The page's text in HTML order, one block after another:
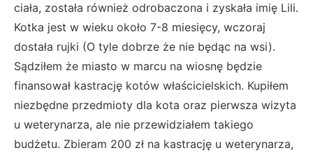
ciała, została również odrobaczona i zyskała imię Lili.
Kotka jest w wieku około 7-8 miesięcy, wczoraj
dostała rujki (O tyle dobrze że nie będąc na wsi).
Sądziłem że miasto w marcu na wiosnę będzie
finansował kastrację kotów właścicielskich. Kupiłem
niezbędne przedmioty dla kota oraz pierwsza wizyta
u weterynarza, ale nie przewidziałem takiego
budżetu. Zbieram 200 zł na kastrację u weterynarza,